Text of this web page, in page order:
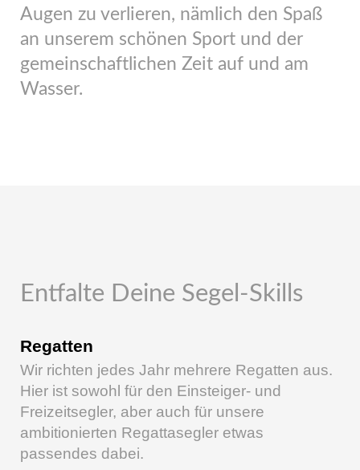
Augen zu verlieren, nämlich den Spaß
an unserem schönen Sport und der
gemeinschaftlichen Zeit auf und am
Wasser.
Entfalte Deine Segel-Skills
Regatten
Wir richten jedes Jahr mehrere Regatten aus.
Hier ist sowohl für den Einsteiger- und
Freizeitsegler, aber auch für unsere
ambitionierten Regattasegler etwas
passendes dabei.